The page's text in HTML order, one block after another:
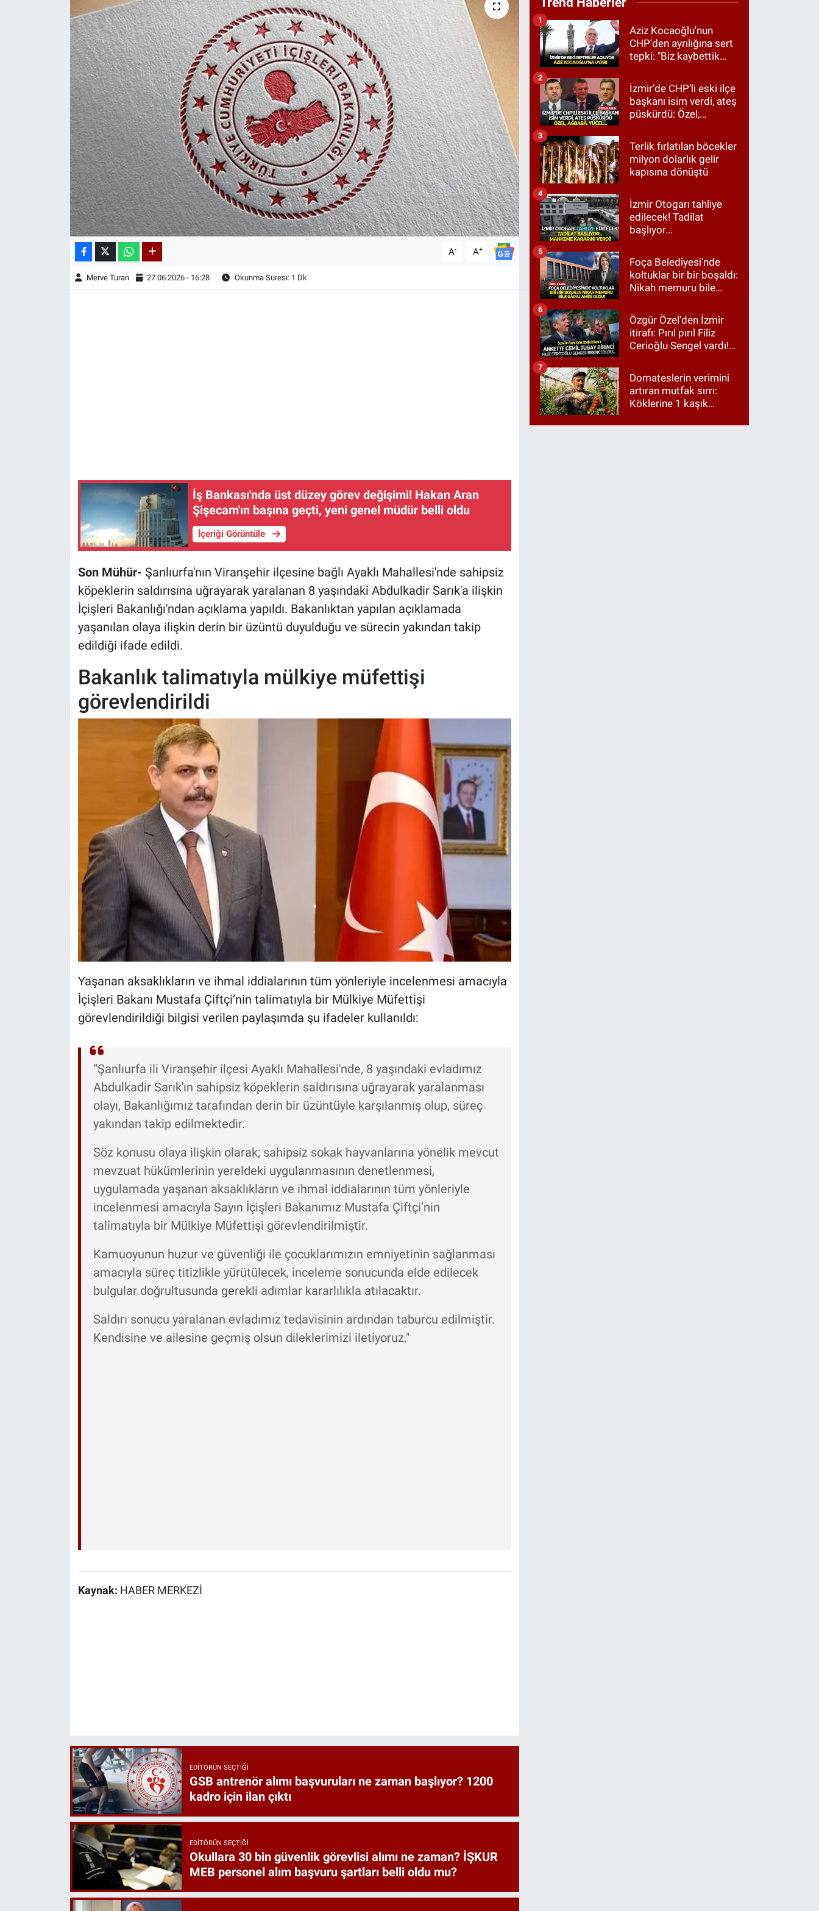
A- A+
Merve Turan 27.06.2026 - 16:28 Okunma Süresi: 1 Dk
İş Bankası'nda üst düzey görev değişimi! Hakan Aran
Şişecam'ın başına geçti, yeni genel müdür belli oldu
İçeriği Görüntüle
Son Mühür- Şanlıurfa'nın Viranşehir ilçesine bağlı Ayaklı Mahallesi'nde sahipsiz
köpeklerin saldırısına uğrayarak yaralanan 8 yaşındaki Abdulkadir Sarık'a ilişkin
İçişleri Bakanlığı'ndan açıklama yapıldı. Bakanlıktan yapılan açıklamada
yaşanılan olaya ilişkin derin bir üzüntü duyulduğu ve sürecin yakından takip
edildiği ifade edildi.
Bakanlık talimatıyla mülkiye müfettişi
görevlendirildi
Yaşanan aksaklıkların ve ihmal iddialarının tüm yönleriyle incelenmesi amacıyla
İçişleri Bakanı Mustafa Çiftçi’nin talimatıyla bir Mülkiye Müfettişi
görevlendirildiği bilgisi verilen paylaşımda şu ifadeler kullanıldı:
“Şanlıurfa ili Viranşehir ilçesi Ayaklı Mahallesi'nde, 8 yaşındaki evladımız
Abdulkadir Sarık'ın sahipsiz köpeklerin saldırısına uğrayarak yaralanması
olayı, Bakanlığımız tarafından derin bir üzüntüyle karşılanmış olup, süreç
yakından takip edilmektedir.
Söz konusu olaya ilişkin olarak; sahipsiz sokak hayvanlarına yönelik mevcut
mevzuat hükümlerinin yereldeki uygulanmasının denetlenmesi,
uygulamada yaşanan aksaklıkların ve ihmal iddialarının tüm yönleriyle
incelenmesi amacıyla Sayın İçişleri Bakanımız Mustafa Çiftçi’nin
talimatıyla bir Mülkiye Müfettişi görevlendirilmiştir.
Kamuoyunun huzur ve güvenliği ile çocuklarımızın emniyetinin sağlanması
amacıyla süreç titizlikle yürütülecek, inceleme sonucunda elde edilecek
bulgular doğrultusunda gerekli adımlar kararlılıkla atılacaktır.
Saldırı sonucu yaralanan evladımız tedavisinin ardından taburcu edilmiştir.
Kendisine ve ailesine geçmiş olsun dileklerimizi iletiyoruz."
Kaynak: HABER MERKEZİ
EDITÖRÜN SEÇTIĞI
GSB antrenör alımı başvuruları ne zaman başlıyor? 1200
kadro için ilan çıktı
EDITÖRÜN SEÇTIĞI
Okullara 30 bin güvenlik görevlisi alımı ne zaman? İŞKUR
MEB personel alım başvuru şartları belli oldu mu?
Aziz Kocaoğlu'nun
CHP'den ayrılığına sert
tepki: "Biz kaybettik
etmedik"
1
İzmir’de CHP’li eski ilçe
başkanı isim verdi, ateş
püskürdü: Özel,
2
Terlik fırlatılan böcekler
milyon dolarlık gelir
kapısına dönüştü
3
İzmir Otogarı tahliye
edilecek! Tadilat
başlıyor...
4
Foça Belediyesi’nde
koltuklar bir bir boşaldı:
Nikah memuru bile
5
Özgür Özel'den İzmir
itirafı: Pırıl pırıl Filiz
Cerioğlu Sengel vardı!
Tugay birinci çıktı
6
Domateslerin verimini
artıran mutfak sırrı:
Köklerine 1 kaşık
7